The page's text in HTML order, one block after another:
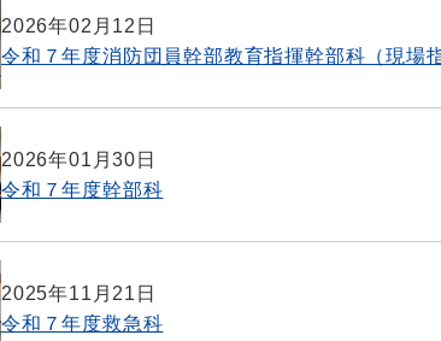
2026年02月12日
令和７年度消防団員幹部教育指揮幹部科（現場
2026年01月30日
令和７年度幹部科
2025年11月21日
令和７年度救急科